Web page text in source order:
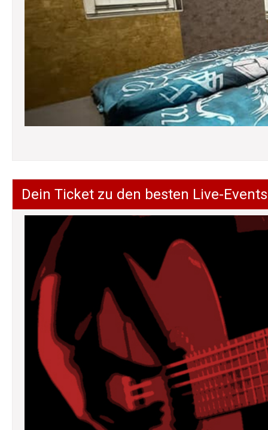
Dein Ticket zu den besten Live-Events